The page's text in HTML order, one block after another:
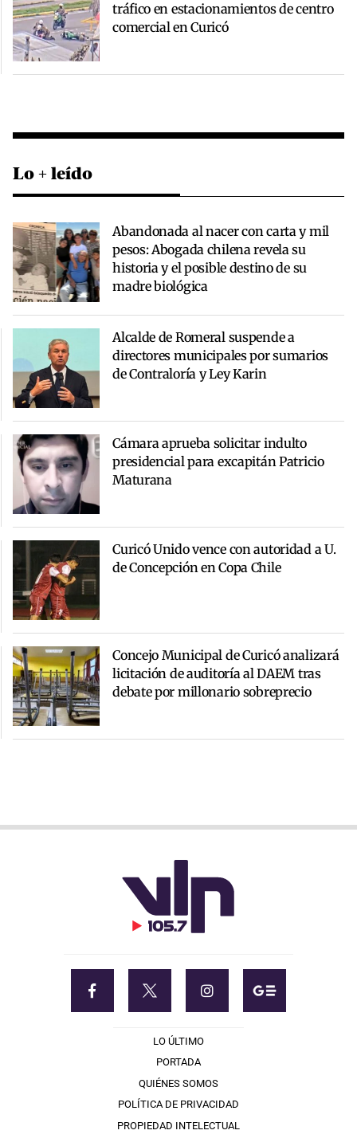
tráfico en estacionamientos de centro
comercial en Curicó
Lo + leído
Abandonada al nacer con carta y mil
pesos: Abogada chilena revela su
historia y el posible destino de su
madre biológica
Alcalde de Romeral suspende a
directores municipales por sumarios
de Contraloría y Ley Karin
Cámara aprueba solicitar indulto
presidencial para excapitán Patricio
Maturana
Curicó Unido vence con autoridad a U.
de Concepción en Copa Chile
Concejo Municipal de Curicó analizará
licitación de auditoría al DAEM tras
debate por millonario sobreprecio
LO ÚLTIMO
PORTADA
QUIÉNES SOMOS
POLÍTICA DE PRIVACIDAD
PROPIEDAD INTELECTUAL